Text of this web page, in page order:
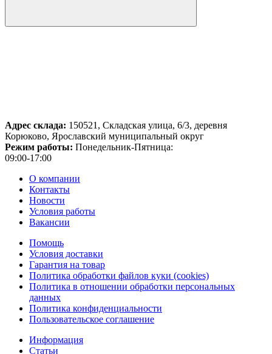
Адрес склада: 150521, Складская улица, 6/3, деревня
Корюково, Ярославский муниципальный округ
Режим работы: Понедельник-Пятница:
09:00-17:00
О компании
Контакты
Новости
Условия работы
Вакансии
Помощь
Условия доставки
Гарантия на товар
Политика обработки файлов куки (cookies)
Политика в отношении обработки персональных
данных
Политика конфиденциальности
Пользовательское соглашение
Информация
Статьи